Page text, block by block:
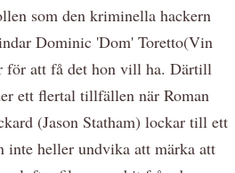
som den kriminella hackern
Dominic 'Dom' Toretto(Vin
att få det hon vill ha. Därtill
ett flertal tillfällen när Roman
(Jason Statham) lockar till ett
inte heller undvika att märka att